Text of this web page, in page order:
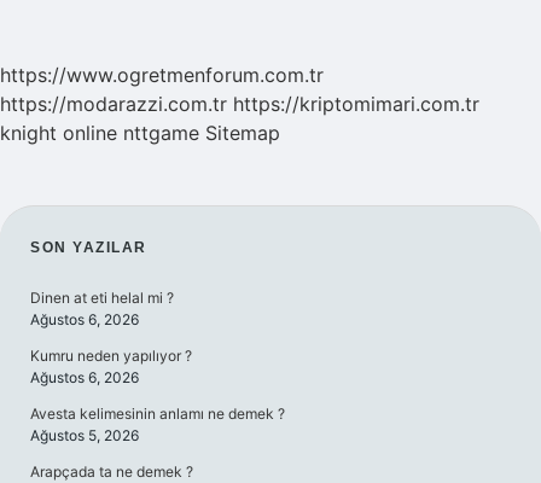
https://www.ogretmenforum.com.tr
https://modarazzi.com.tr https://kriptomimari.com.tr
knight online nttgame Sitemap
SIDEBAR
SON YAZILAR
Dinen at eti helal mi ?
Ağustos 6, 2026
Kumru neden yapılıyor ?
Ağustos 6, 2026
Avesta kelimesinin anlamı ne demek ?
Ağustos 5, 2026
Arapçada ta ne demek ?